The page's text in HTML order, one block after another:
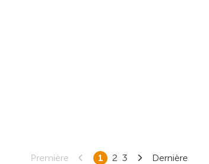
Première 1 2 3 Dernière